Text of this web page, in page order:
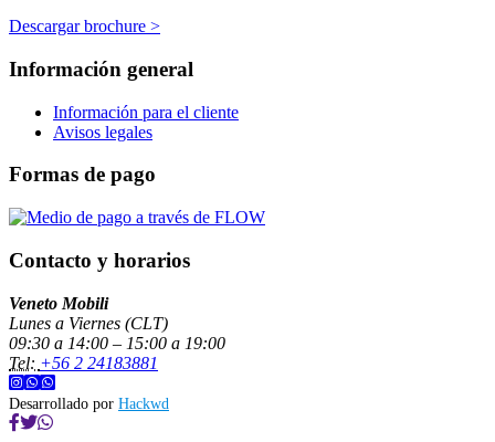
Descargar brochure >
Información general
Información para el cliente
Avisos legales
Formas de pago
Contacto y horarios
Veneto Mobili
Lunes a Viernes (CLT)
09:30 a 14:00 – 15:00 a 19:00
Tel: +56 2 24183881
Desarrollado por Hackwd